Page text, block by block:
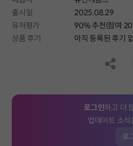
출시일
2025.08.29
유저평가
90% 추천(참여
상품 후기
아직 등록된 후기
공
로그인하고 더
업데이트 소
로